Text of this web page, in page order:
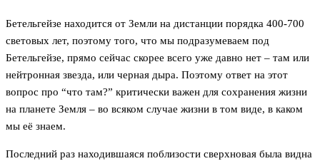
Бетельгейзе находится от Земли на дистанции порядка 400-700
световых лет, поэтому того, что мы подразумеваем под
Бетельгейзе, прямо сейчас скорее всего уже давно нет – там или
нейтронная звезда, или черная дыра. Поэтому ответ на этот
вопрос про “что там?” критически важен для сохранения жизни
на планете Земля – во всяком случае жизни в том виде, в каком
мы её знаем.
Последний раз находившаяся поблизости сверхновая была видна